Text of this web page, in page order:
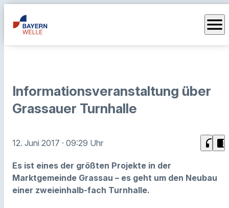
menu
Informationsveranstaltung über
Grassauer Turnhalle
12. Juni 2017 · 09:29 Uhr headphones chrome_reader_mode
Es ist eines der größten Projekte in der
Marktgemeinde Grassau – es geht um den Neubau
einer zweieinhalb-fach Turnhalle.